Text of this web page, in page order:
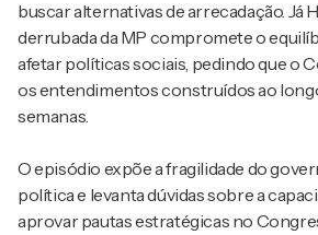
buscar alternativas de arrecadação. Já
derrubada da MP compromete o
afetar políticas sociais, pedindo que o
os entendimentos construídos ao
semanas.
O episódio expõe a fragilidade do
política e levanta dúvidas sobre a
aprovar pautas estratégicas no